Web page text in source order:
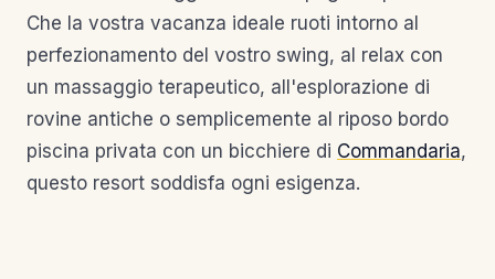
Che la vostra vacanza ideale ruoti intorno al
perfezionamento del vostro swing, al relax con
un massaggio terapeutico, all'esplorazione di
rovine antiche o semplicemente al riposo bordo
piscina privata con un bicchiere di Commandaria,
questo resort soddisfa ogni esigenza.